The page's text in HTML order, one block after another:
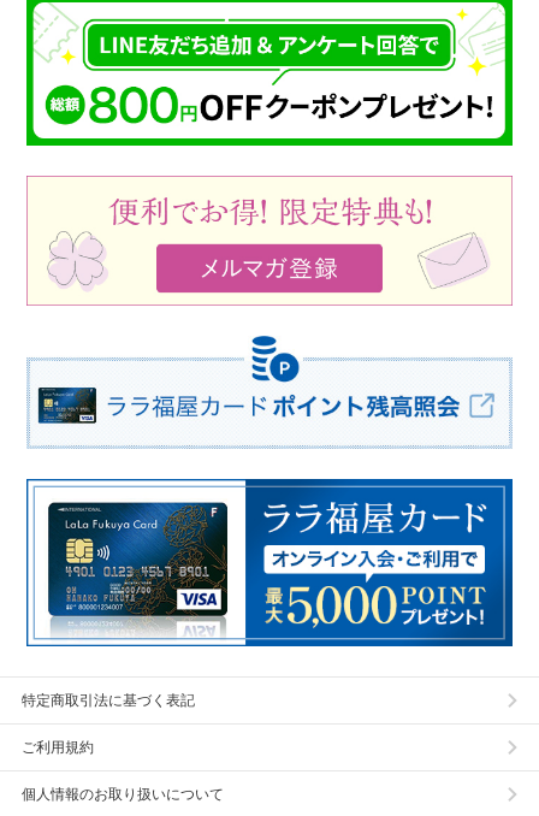
特定商取引法に基づく表記
ご利用規約
個人情報のお取り扱いについて